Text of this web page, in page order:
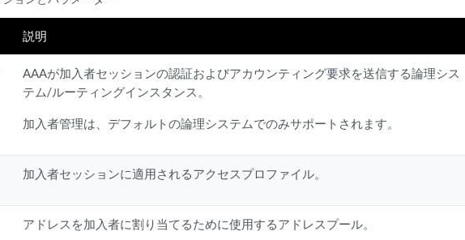
説明
AAAが加入者セッションの認証およびアカウンティング要求を送信する論理シス
テム/ルーティングインスタンス。
加入者管理は、デフォルトの論理システムでのみサポートされます。
加入者セッションに適用されるアクセスプロファイル。
アドレスを加入者に割り当てるために使用するアドレスプール。